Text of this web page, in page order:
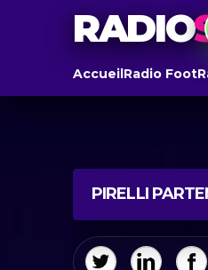
RADIO
AccueilRadio Foot
PIRELLI